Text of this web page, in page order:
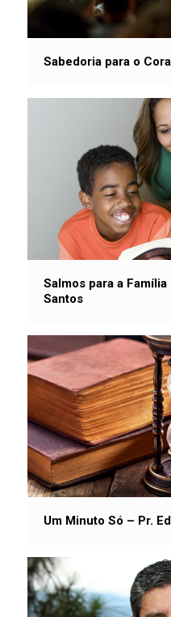
Sabedoria para o
Salmos para a
Santos
Um Minuto Só – Pr.